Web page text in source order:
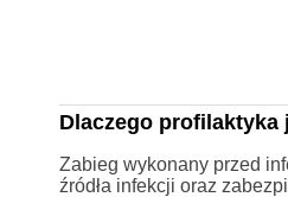
Dlaczego profilaktyka
Zabieg wykonany przed
źródła infekcji oraz